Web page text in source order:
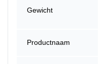
Gewicht
Productnaam